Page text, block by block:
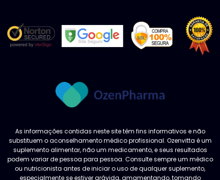
As informações contidas neste site têm fins informativos e não
substituem o aconselhamento médico profissional. Ozenvitta é um
suplemento alimentar, não um medicamento, e seus resultados
podem variar de pessoa para pessoa. Consulte sempre um médico
ou nutricionista antes de iniciar o uso de qualquer suplemento,
especialmente se estiver grávida, amamentando, tomando